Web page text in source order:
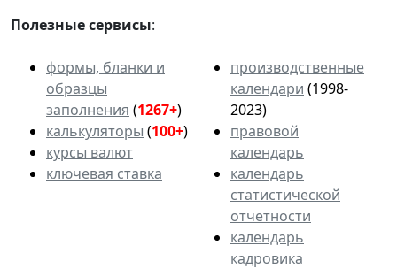
Полезные сервисы:
формы, бланки и
образцы
заполнения (1267+)
калькуляторы (100+)
курсы валют
ключевая ставка
производственные
календари (1998-
2023)
правовой
календарь
календарь
статистической
отчетности
календарь
кадровика